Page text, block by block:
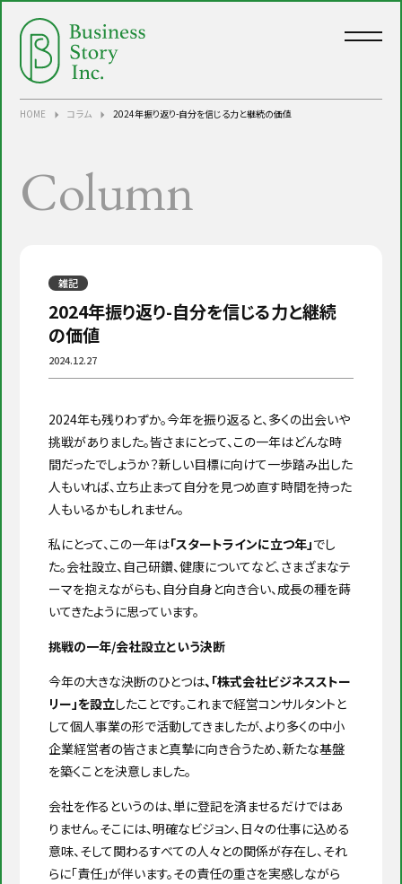
HOME コラム 2024年振り返り-自分を信じる力と継続の価値
Column
雑記
2024年振り返り-自分を信じる力と継続
の価値
2024.12.27
2024年も残りわずか。今年を振り返ると、多くの出会いや
挑戦がありました。皆さまにとって、この一年はどんな時
間だったでしょうか？新しい目標に向けて一歩踏み出した
人もいれば、立ち止まって自分を見つめ直す時間を持った
人もいるかもしれません。
私にとって、この一年は「スタートラインに立つ年」でし
た。会社設立、自己研鑽、健康についてなど、さまざまなテ
ーマを抱えながらも、自分自身と向き合い、成長の種を蒔
いてきたように思っています。
挑戦の一年/会社設立という決断
今年の大きな決断のひとつは、「株式会社ビジネスストー
リー」を設立したことです。これまで経営コンサルタントと
して個人事業の形で活動してきましたが、より多くの中小
企業経営者の皆さまと真摯に向き合うため、新たな基盤
を築くことを決意しました。
会社を作るというのは、単に登記を済ませるだけではあ
りません。そこには、明確なビジョン、日々の仕事に込める
意味、そして関わるすべての人々との関係が存在し、それ
らに「責任」が伴います。その責任の重さを実感しながら